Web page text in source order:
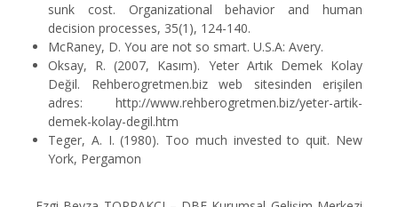
sunk cost. Organizational behavior and human
decision processes, 35(1), 124-140.
McRaney, D. You are not so smart. U.S.A: Avery.
Oksay, R. (2007, Kasım). Yeter Artık Demek Kolay
Değil. Rehberogretmen.biz web sitesinden erişilen
adres: http://www.rehberogretmen.biz/yeter-artik-
demek-kolay-degil.htm
Teger, A. I. (1980). Too much invested to quit. New
York, Pergamon